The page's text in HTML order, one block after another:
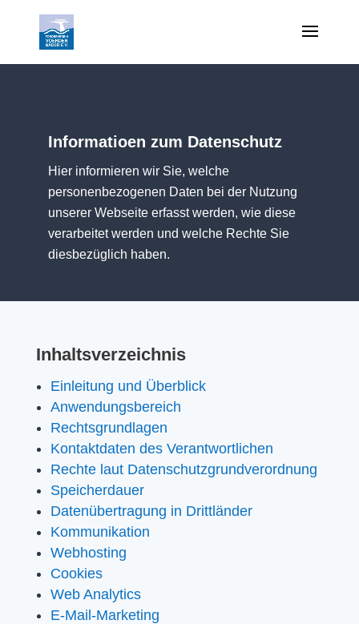
Informatioen zum Datenschutz
Hier informieren wir Sie, welche
personenbezogenen Daten bei der Nutzung
unserer Webseite erfasst werden, wie diese
verarbeitet werden und welche Rechte Sie
diesbezüglich haben.
Inhaltsverzeichnis
Einleitung und Überblick
Anwendungsbereich
Rechtsgrundlagen
Kontaktdaten des Verantwortlichen
Rechte laut Datenschutzgrundverordnung
Speicherdauer
Datenübertragung in Drittländer
Kommunikation
Webhosting
Cookies
Web Analytics
E-Mail-Marketing